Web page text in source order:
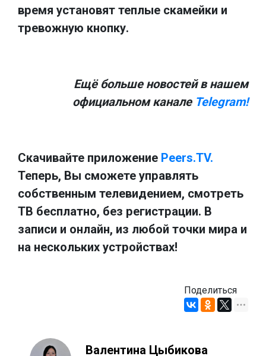
время установят теплые скамейки и
тревожную кнопку.
Ещё больше новостей в нашем
официальном канале Telegram!
Скачивайте приложение Peers.TV.
Теперь, Вы сможете управлять
собственным телевидением, смотреть
ТВ бесплатно, без регистрации. В
записи и онлайн, из любой точки мира и
на нескольких устройствах!
Поделиться
Валентина Цыбикова